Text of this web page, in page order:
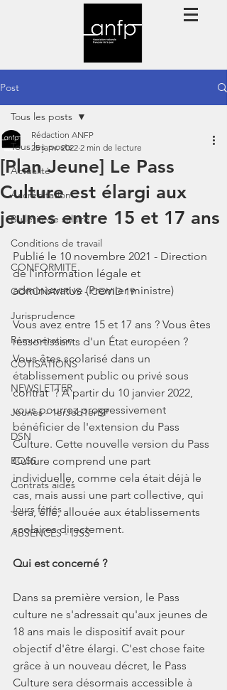
Post
Tous les posts
Actualité
Accréditation
Bulletin de salaire
Conditions de travail
CONFORMITE
CORONAVIRUS - COVID 19
Jurisprudence
Rémunération
COTISATIONS
NEWSLETTER
Jeunes - 1erJob1erBP
DSN
BOSS
Contrats aidés
Jours fériés
ABSENCES - IJSS
Tous les posts
[Plan Jeune] Le Pass
Culture est élargi aux
jeunes entre 15 et 17 ans
Rédaction ANFP
25 janv. 2022 2 min de lecture
Publié le 10 novembre 2021 - Direction
de l'information légale et
administrative (Premier ministre)
Vous avez entre 15 et 17 ans ? Vous êtes
ressortissants d'un État européen ?
Vous êtes scolarisé dans un
établissement public ou privé sous
contrat  ? À partir du 10 janvier 2022,
vous pourrez progressivement
bénéficier de l'extension du Pass
Culture. Cette nouvelle version du Pass
Culture comprend une part
individuelle, comme cela était déjà le
cas, mais aussi une part collective, qui
sera, elle, allouée aux établissements
scolaires directement.
Qui est concerné ?
Dans sa première version, le Pass
culture ne s'adressait qu'aux jeunes de
18 ans mais le dispositif avait pour
objectif d'être élargi. C'est chose faite
grâce à un nouveau décret, le Pass
Culture sera désormais accessible à